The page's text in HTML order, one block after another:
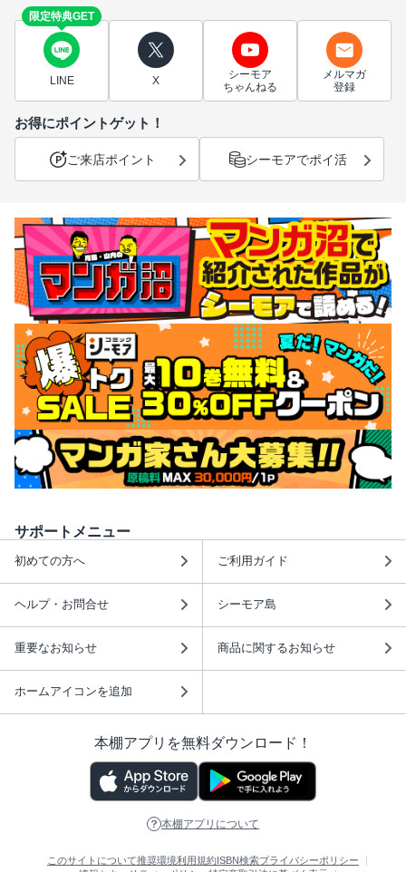
限定特典GET
LINE X
シーモア
ちゃんねる
メルマガ
登録
お得にポイントゲット！
ご来店ポイント シーモアでポイ活
サポートメニュー
初めての方へ ご利用ガイド
ヘルプ・お問合せ シーモア島
重要なお知らせ 商品に関するお知らせ
ホームアイコンを追加
本棚アプリを無料ダウンロード！
本棚アプリについて
このサイトについて推奨環境利用規約ISBN検索プライバシーポリシー